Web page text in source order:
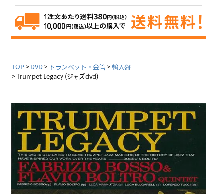
TOP DVD トランペット・金管
輸入盤
Trumpet Legacy (ジャズdvd)